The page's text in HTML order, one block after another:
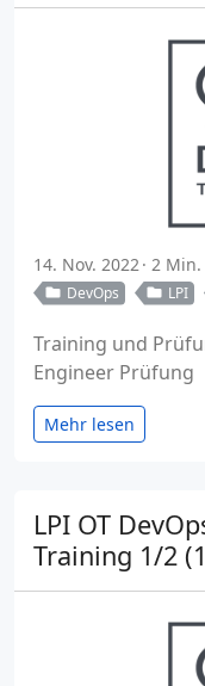
14. Nov. 2022 2 Min.
DevOps
LPI
Training und
Engineer Prüfung
Mehr lesen
LPI OT
Training 1/2